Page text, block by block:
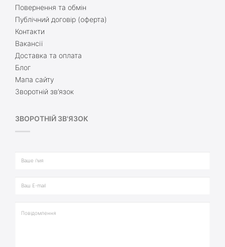
Повернення та обмін
Публічний договір (оферта)
Контакти
Вакансії
Доставка та оплата
Блог
Мапа сайту
Зворотній зв’язок
ЗВОРОТНІЙ ЗВ'ЯЗОК